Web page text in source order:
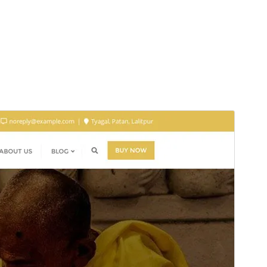
VoorbeeldDownload
Dit is een child thema vanBizberg
Versie
0.5
Laatst geüpdatet
Actieve installaties
200+
PHP versie
Thema homepage